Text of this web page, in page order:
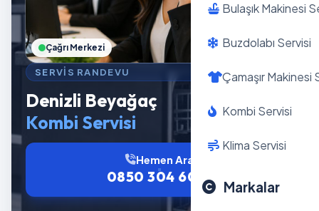
Bulaşık Makinesi
Buzdolabı Servisi
Çamaşır Makinesi
Kombi Servisi
Klima Servisi
Markalar
SERVIS RANDEVU
Denizli Beyağaç
Kombi Servisi
Hemen Ara
0850 304 6012
Çağrı Merkezi